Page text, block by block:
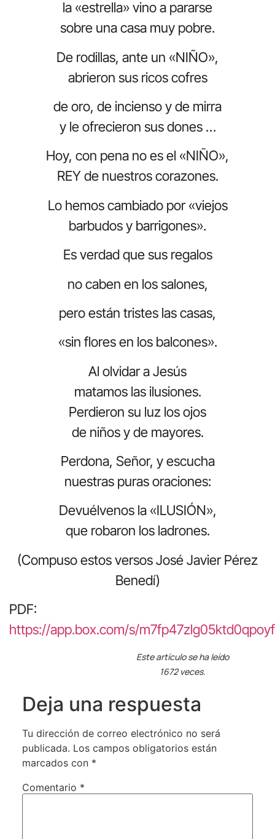
la «estrella» vino a pararse
sobre una casa muy pobre.
De rodillas, ante un «NIÑO»,
abrieron sus ricos cofres
de oro, de incienso y de mirra
y le ofrecieron sus dones …
Hoy, con pena no es el «NIÑO»,
REY de nuestros corazones.
Lo hemos cambiado por «viejos
barbudos y barrigones».
Es verdad que sus regalos
no caben en los salones,
pero están tristes las casas,
«sin flores en los balcones».
Al olvidar a Jesús
matamos las ilusiones.
Perdieron su luz los ojos
de niños y de mayores.
Perdona, Señor, y escucha
nuestras puras oraciones:
Devuélvenos la «ILUSIÓN»,
que robaron los ladrones.
(Compuso estos versos José Javier Pérez
Benedí)
PDF:
https://app.box.com/s/
Este artículo se ha leído
1672 veces.
Deja una respuesta
Tu dirección de correo electrónico no será
publicada. Los campos obligatorios están
marcados con *
Comentario *